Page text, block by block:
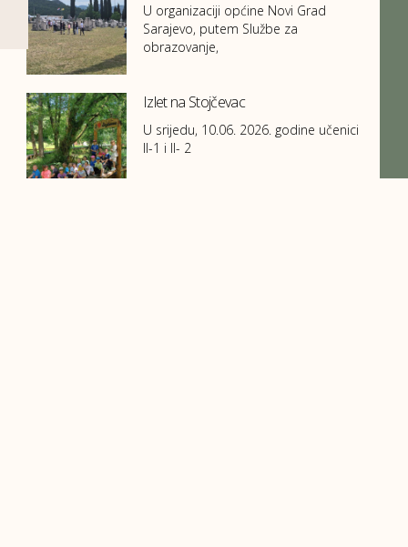
U organizaciji općine Novi Grad
Sarajevo, putem Službe za
obrazovanje,
Izlet na Stojčevac
U srijedu, 10.06. 2026. godine učenici
II-1 i II- 2